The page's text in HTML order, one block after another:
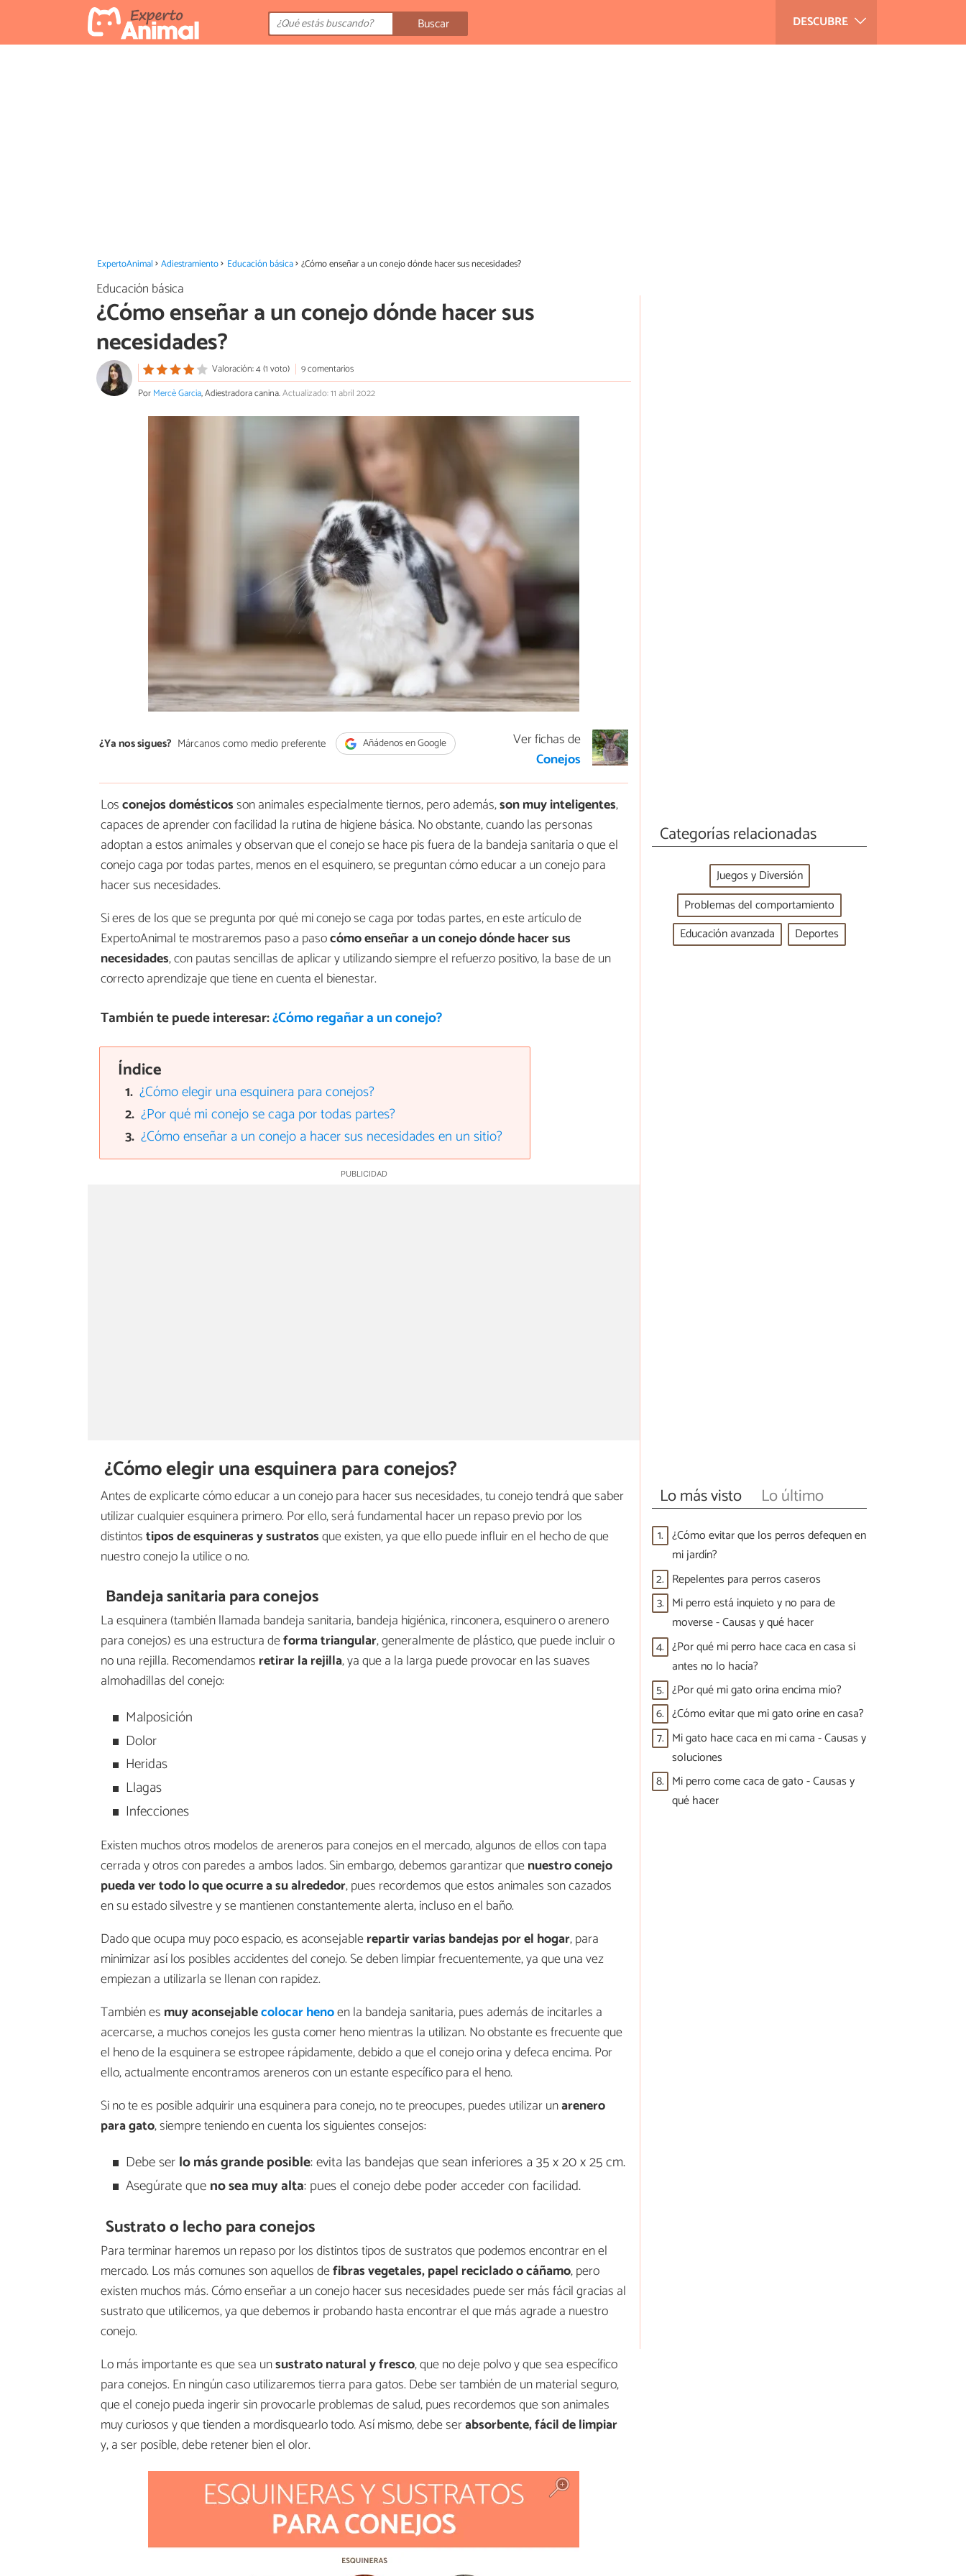
DESCUBRE
Buscar
ExpertoAnimal Adiestramiento Educación básica ¿Cómo enseñar a un conejo dónde hacer sus necesidades?
Educación básica
¿Cómo enseñar a un conejo dónde hacer sus
necesidades?
Valoración: 4 (1 voto)
9 comentarios
PorMercè Garcia, Adiestradora canina.Actualizado: 11 abril 2022
¿Ya nos sigues? Márcanos como medio preferente Añádenos en Google
Ver fichas de
Conejos
Losconejos domésticosson animales especialmente tiernos, pero además,son muy inteligentes,
capaces de aprender con facilidad la rutina de higiene básica. No obstante, cuando las personas
adoptan a estos animales y observan que el conejo se hace pis fuera de la bandeja sanitaria o que el
conejo caga por todas partes, menos en el esquinero, se preguntan cómo educar a un conejo para
hacer sus necesidades.
Si eres de los que se pregunta por qué mi conejo se caga por todas partes, en este artículo de
ExpertoAnimal te mostraremos paso a pasocómo enseñar a un conejo dónde hacer sus
necesidades, con pautas sencillas de aplicar y utilizando siempre el refuerzo positivo, la base de un
correcto aprendizaje que tiene en cuenta el bienestar.
También te puede interesar:¿Cómo regañar a un conejo?
Índice
¿Cómo elegir una esquinera para conejos?
¿Por qué mi conejo se caga por todas partes?
¿Cómo enseñar a un conejo a hacer sus necesidades en un sitio?
¿Cómo elegir una esquinera para conejos?
Antes de explicarte cómo educar a un conejo para hacer sus necesidades, tu conejo tendrá que saber
utilizar cualquier esquinera primero. Por ello, será fundamental hacer un repaso previo por los
distintostipos de esquineras y sustratosque existen, ya que ello puede influir en el hecho de que
nuestro conejo la utilice o no.
Bandeja sanitaria para conejos
La esquinera (también llamada bandeja sanitaria, bandeja higiénica, rinconera, esquinero o arenero
para conejos) es una estructura deforma triangular, generalmente de plástico, que puede incluir o
no una rejilla. Recomendamos retirar la rejilla, ya que a la larga puede provocar en las suaves
almohadillas del conejo:
Malposición
Dolor
Heridas
Llagas
Infecciones
Existen muchos otros modelos de areneros para conejos en el mercado, algunos de ellos con tapa
cerrada y otros con paredes a ambos lados. Sin embargo, debemos garantizar quenuestro conejo
pueda ver todo lo que ocurre a su alrededor, pues recordemos que estos animales son cazados
en su estado silvestre y se mantienen constantemente alerta, incluso en el baño.
Dado que ocupa muy poco espacio, es aconsejablerepartir varias bandejas por el hogar, para
minimizar así los posibles accidentes del conejo. Se deben limpiar frecuentemente, ya que una vez
empiezan a utilizarla se llenan con rapidez.
También es muy aconsejablecolocar henoen la bandeja sanitaria, pues además de incitarles a
acercarse, a muchos conejos les gusta comer heno mientras la utilizan. No obstante es frecuente que
el heno de la esquinera se estropee rápidamente, debido a que el conejo orina y defeca encima. Por
ello, actualmente encontramos areneros con un estante específico para el heno.
Si no te es posible adquirir una esquinera para conejo, no te preocupes, puedes utilizar unarenero
para gato, siempre teniendo en cuenta los siguientes consejos:
Debe serlo más grande posible: evita las bandejas que sean inferiores a 35 x 20 x 25 cm.
Asegúrate queno sea muy alta: pues el conejo debe poder acceder con facilidad.
Sustrato o lecho para conejos
Para terminar haremos un repaso por los distintos tipos de sustratos que podemos encontrar en el
mercado. Los más comunes son aquellos defibras vegetales, papel reciclado o cáñamo, pero
existen muchos más. Cómo enseñar a un conejo hacer sus necesidades puede ser más fácil gracias al
sustrato que utilicemos, ya que debemos ir probando hasta encontrar el que más agrade a nuestro
conejo.
Lo más importante es que sea unsustrato natural y fresco, que no deje polvo y que sea específico
para conejos. En ningún caso utilizaremos tierra para gatos. Debe ser también de un material seguro,
que el conejo pueda ingerir sin provocarle problemas de salud, pues recordemos que son animales
muy curiosos y que tienden a mordisquearlo todo. Así mismo, debe serabsorbente, fácil de limpiar
y, a ser posible, debe retener bien el olor.
Categorías relacionadas
Juegos y Diversión
Problemas del comportamiento
Educación avanzada
Deportes
Lo más visto Lo último
1. ¿Cómo evitar que los perros defequen en
mi jardín?
2. Repelentes para perros caseros
3. Mi perro está inquieto y no para de
moverse - Causas y qué hacer
4. ¿Por qué mi perro hace caca en casa si
antes no lo hacía?
5. ¿Por qué mi gato orina encima mío?
6. ¿Cómo evitar que mi gato orine en casa?
7. Mi gato hace caca en mi cama - Causas y
soluciones
8. Mi perro come caca de gato - Causas y
qué hacer